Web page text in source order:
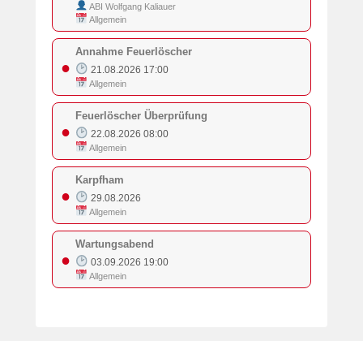
ABI Wolfgang Kaliauer
Allgemein
●
Annahme Feuerlöscher
21.08.2026 17:00
Allgemein
●
Feuerlöscher Überprüfung
22.08.2026 08:00
Allgemein
●
Karpfham
29.08.2026
Allgemein
●
Wartungsabend
03.09.2026 19:00
Allgemein